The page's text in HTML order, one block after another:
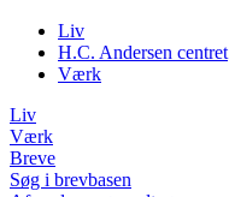
Liv
H.C. Andersen centret
Værk
Liv
Værk
Breve
Søg i brevbasen